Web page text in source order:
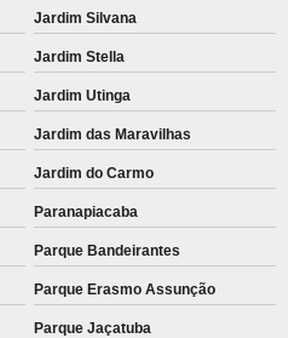
Jardim Silvana
Jardim Stella
Jardim Utinga
Jardim das Maravilhas
Jardim do Carmo
Paranapiacaba
Parque Bandeirantes
Parque Erasmo Assunção
Parque Jaçatuba